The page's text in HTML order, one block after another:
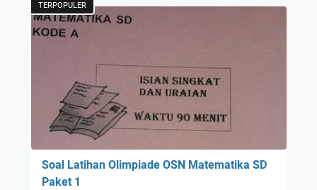
TERPOPULER
Soal Latihan Olimpiade OSN Matematika SD
Paket 1